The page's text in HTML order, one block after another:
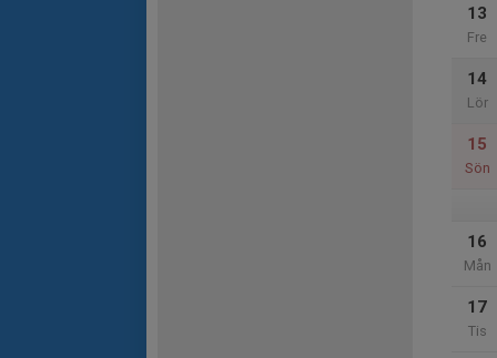
13
Fre
14
Lör
15
Sön
16
Mån
17
Tis